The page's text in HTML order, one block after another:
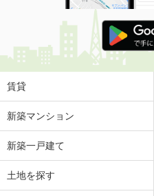
賃貸
新築マンション
新築一戸建て
土地を探す